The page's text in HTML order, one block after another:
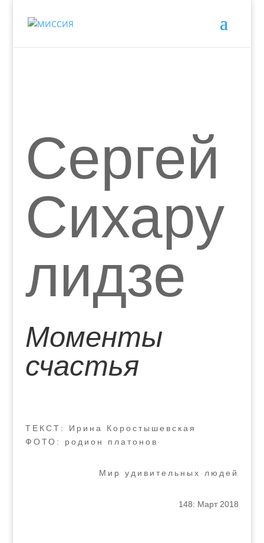
Сергей
Сихару
лидзе
Моменты
счастья
ТЕКСТ: Ирина Коростышевская
ФОТО: родион платонов
Мир удивительных людей
148: Март 2018